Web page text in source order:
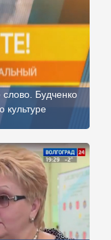
Будченко
культуре